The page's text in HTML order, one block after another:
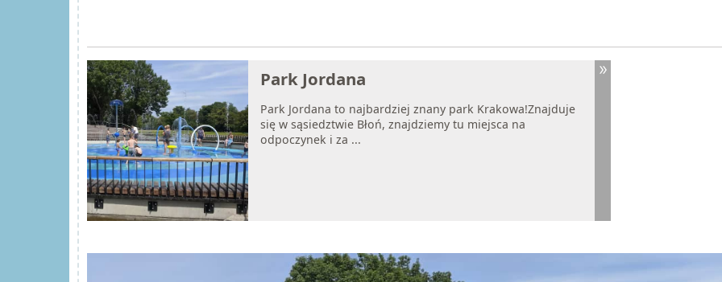
Park Jordana
Park Jordana to najbardziej znany park Krakowa!Znajduje
się w sąsiedztwie Błoń, znajdziemy tu miejsca na
odpoczynek i za ...